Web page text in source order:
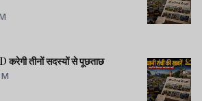
करेगी तीनों सदस्यों से पूछताछ